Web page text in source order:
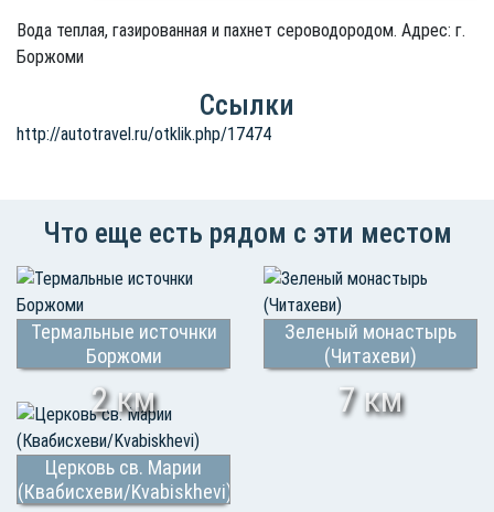
Вода теплая, газированная и пахнет сероводородом. Адрес: г.
Боржоми
Ссылки
http://autotravel.ru/otklik.php/17474
Что еще есть рядом с эти местом
Термальные источнки
Боржоми
2 км
Зеленый монастырь
(Читахеви)
7 км
Церковь св. Марии
(Квабисхеви/Kvabiskhevi)